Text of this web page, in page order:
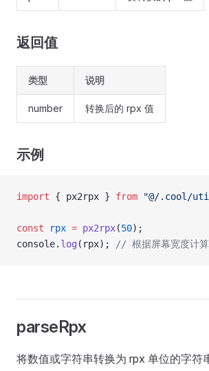
返回值
类型 说明
number 转换后的 rpx 值
示例
import { px2rpx } from "@/.cool/
const rpx = px2rpx(50);
console. log (rpx); // 根据屏幕宽度计
parseRpx
将数值或字符串转换为 rpx 单位的字符